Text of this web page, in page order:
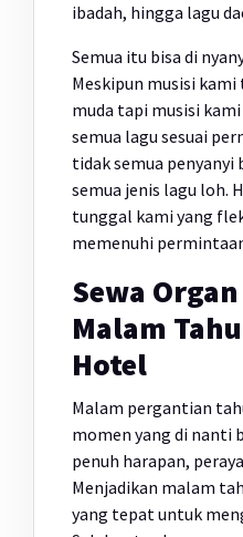
ibadah, hingga lagu
Semua itu bisa di
Meskipun musisi
muda tapi musisi
semua lagu sesuai
tidak semua penyanyi
semua jenis lagu loh.
tunggal kami yang
memenuhi
Sewa
Malam
Hotel
Malam pergantian
momen yang di nanti
penuh harapan,
Menjadikan malam
yang tepat untuk